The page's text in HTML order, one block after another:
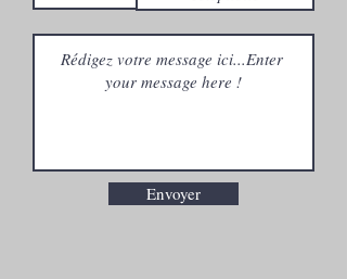
Envoyer